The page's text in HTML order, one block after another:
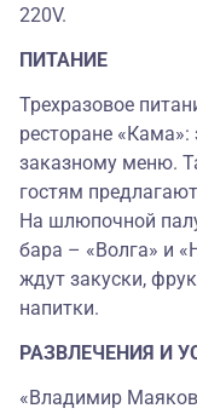
220V.
ПИТАНИЕ
Трехразовое
ресторане
заказному меню.
гостям
На шлюпочной
бара – «Волга» и
ждут закуски,
напитки.
РАЗВЛЕЧЕНИЯ И
«Владимир